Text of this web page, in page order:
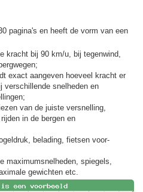
pagina's en heeft de vorm van een
kracht bij 90 km/u, bij tegenwind,
exact aangeven hoeveel kracht er
verschillende snelheden en
van de juiste versnelling,
in de bergen en
belading, fietsen voor-
maximumsnelheden, spiegels,
gewichten etc.